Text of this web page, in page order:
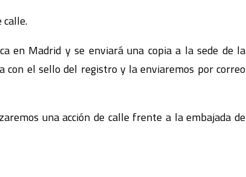
calle.
en Madrid y se enviará una copia a la sede de la
con el sello del registro y la enviaremos por correo
una acción de calle frente a la embajada de